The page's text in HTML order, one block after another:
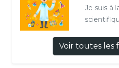
Je suis à
Voir toutes les